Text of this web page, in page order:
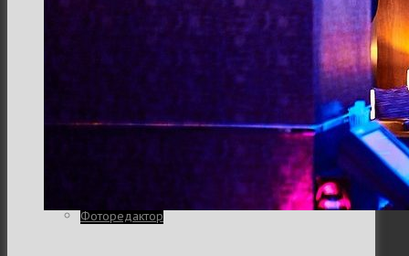
Семейная и детская фотосъемка
Свадебная фотосъёмка
Фоторедактор